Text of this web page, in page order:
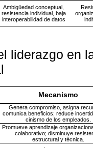
Ambigüedad conceptual,
resistencia individual, baja
interoperabilidad de datos
liderazgo en
Mecanismo
Genera compromiso, asigna
comunica beneficios; reduce
cinismo de los empleados.
Promueve aprendizaje
colaborativo; disminuye
estructural y técnica.